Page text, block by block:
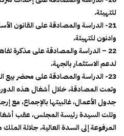
للتهيئة.
21- الدراسة والمصادقة على القانون
وادنون للتهيئة.
22 – الدراسة والمصادقة على مذكرة
لدعم الاستثمار بالجهة.
23- الدراسة والمصادقة على محضر بيع المتلاشيات التابعة المجلس الجهة.
وتمت المصادقة، خلال أشغال هذه
جدول الأعمال، غالبيتها بالإجماع، مع
وتلت السيدة رئيسة المجلس، عقب أشغال
المرفوعة إلى السدة العالية، جلالة